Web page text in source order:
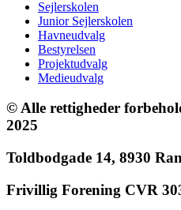
Sejlerskolen
Junior Sejlerskolen
Havneudvalg
Bestyrelsen
Projektudvalg
Medieudvalg
© Alle rettigheder
2025
Toldbodgade 14, 8930
Frivillig Forening CVR